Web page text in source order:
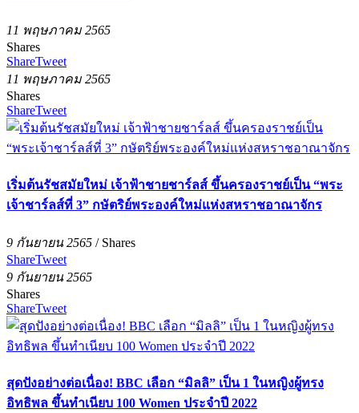
11 พฤษภาคม 2565
Shares
ShareTweet
11 พฤษภาคม 2565
Shares
ShareTweet
เริ่มต้นรัชสมัยใหม่ เจ้าฟ้าชายชาร์ลส์ ขึ้นครองราชย์เป็น “พระ
เจ้าชาร์ลส์ที่ 3” กษัตริย์พระองค์ใหม่แห่งสหราชอาณาจักร
9 กันยายน 2565 / Shares
ShareTweet
9 กันยายน 2565
Shares
ShareTweet
สุดปังอย่างต่อเนื่อง! BBC เลือก “มิลลิ” เป็น 1 ในหญิงผู้ทรง
อิทธิพล ขึ้นทำเนียบ 100 Women ประจำปี 2022